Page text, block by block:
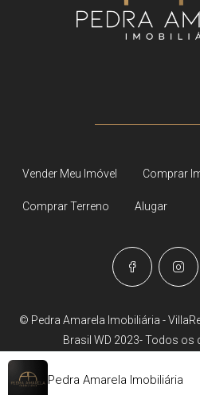
Pedra Amarela Imobiliária
Vender Meu Imóvel Comprar
Comprar Terreno Alugar
© Pedra Amarela Imobiliária -
Brasil WD 2023- Todos os